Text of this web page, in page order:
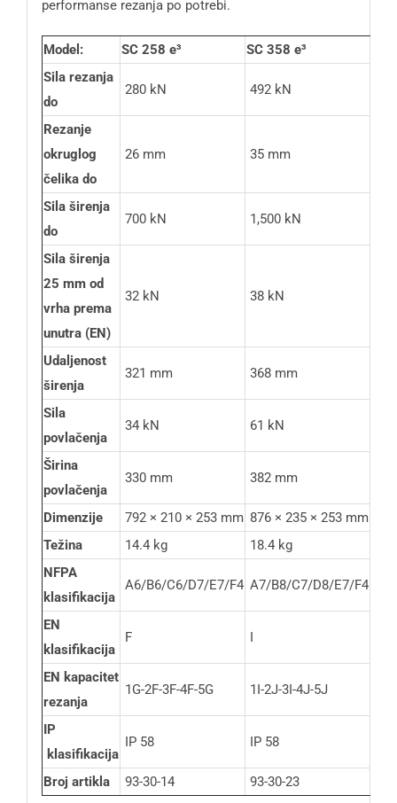
performanse rezanja po potrebi.
Model: SC 258 e³ SC 358 e³
Sila rezanja
do
280 kN 492 kN
Rezanje
okruglog
čelika do
26 mm 35 mm
Sila širenja
do
700 kN 1,500 kN
Sila širenja
25 mm od
vrha prema
unutra (EN)
32 kN 38 kN
Udaljenost
širenja
321 mm 368 mm
Sila
povlačenja
34 kN 61 kN
Širina
povlačenja
330 mm 382 mm
Dimenzije 792 × 210 × 253 mm 876 × 235 × 253 mm
Težina
14.4 kg 18.4 kg
NFPA
klasifikacija
A6/B6/C6/D7/E7/F4 A7/B8/C7/D8/E7/F4
EN
klasifikacija
F I
EN kapacitet
rezanja
1G-2F-3F-4F-5G 1I-2J-3I-4J-5J
IP
klasifikacija
IP 58 IP 58
Broj artikla 93-30-14 93-30-23